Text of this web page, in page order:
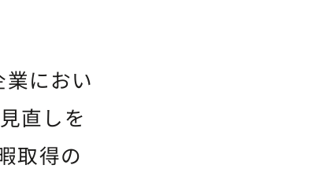
におい
直しを
取得の